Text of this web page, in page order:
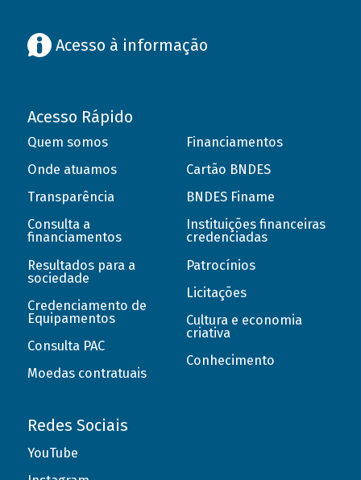
Acesso à informação
Acesso Rápido
Quem somos
Onde atuamos
Transparência
Consulta a
financiamentos
Resultados para a
sociedade
Credenciamento de
Equipamentos
Consulta PAC
Moedas contratuais
Financiamentos
Cartão BNDES
BNDES Finame
Instituições financeiras
credenciadas
Patrocínios
Licitações
Cultura e economia
criativa
Conhecimento
Redes Sociais
YouTube